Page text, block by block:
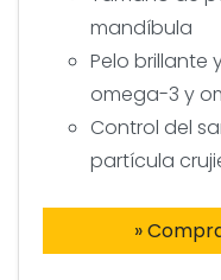
mandíbula
Pelo brillante
omega-3 y
Control del
partícula
»